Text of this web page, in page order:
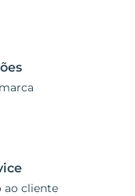
ao cliente